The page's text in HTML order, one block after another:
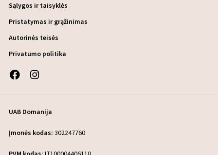
Sąlygos ir taisyklės
Pristatymas ir grąžinimas
Autorinės teisės
Privatumo politika
UAB Domanija
Įmonės kodas:302247760